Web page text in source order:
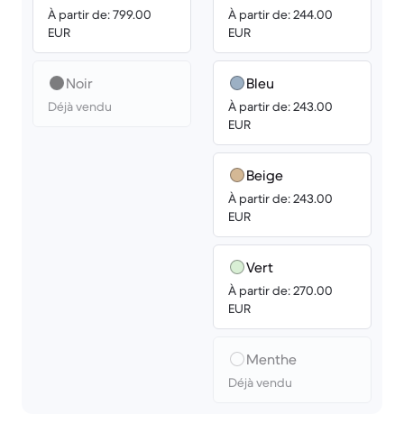
À partir de: 799.00
EUR
Noir
Déjà vendu
À partir de: 244.00
EUR
Bleu
À partir de: 243.00
EUR
Beige
À partir de: 243.00
EUR
Vert
À partir de: 270.00
EUR
Menthe
Déjà vendu